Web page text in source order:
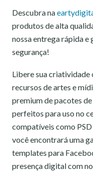
Descubra na
produtos de alta
nossa entrega rápida
segurança!
Libere sua criatividade
recursos de artes e
premium de pacotes
perfeitos para uso no
compatíveis como
você encontrará uma
templates para
presença digital com